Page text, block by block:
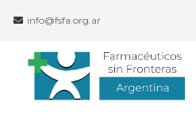
info@fsfa.org.ar